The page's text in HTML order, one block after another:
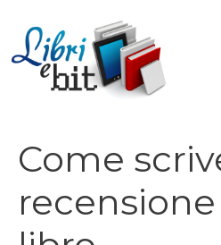
contenuto
Come